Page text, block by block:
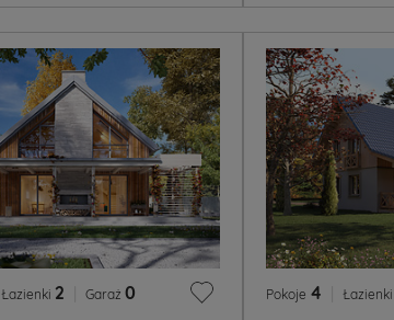
Łazienki 2 Garaż 0 Pokoje 4 Łazienki